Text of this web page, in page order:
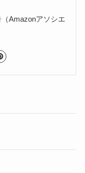
Amazonアソシエ